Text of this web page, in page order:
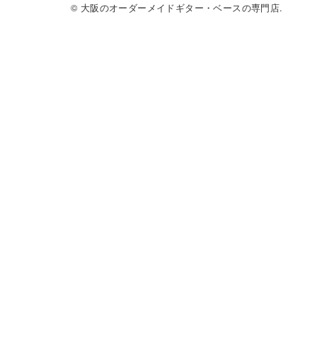
© 大阪のオーダーメイドギター・ベースの専門店.